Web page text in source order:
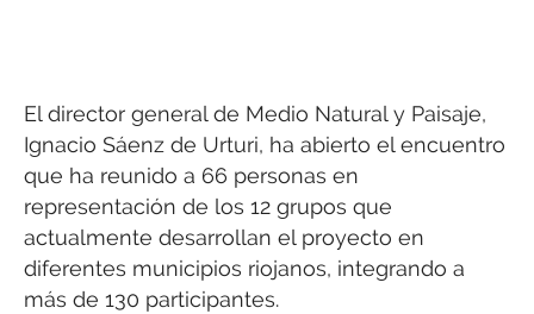
El director general de Medio Natural y Paisaje,
Ignacio Sáenz de Urturi, ha abierto el encuentro
que ha reunido a 66 personas en
representación de los 12 grupos que
actualmente desarrollan el proyecto en
diferentes municipios riojanos, integrando a
más de 130 participantes.